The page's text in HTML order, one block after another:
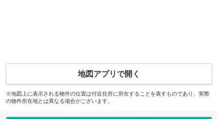
地図アプリで開く
※地図上に表示される物件の位置は付近住所に所在することを表すものであり、実際
の物件所在地とは異なる場合がございます。